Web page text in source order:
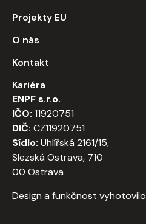
Projekty EU
O nás
Kontakt
Kariéra
ENPF s.r.o.
IČO: 11920751
DIČ: CZ11920751
Sídlo: Uhlířská 2161/15,
Slezská Ostrava, 710
00 Ostrava
Design a funkčnost vyhotovilo